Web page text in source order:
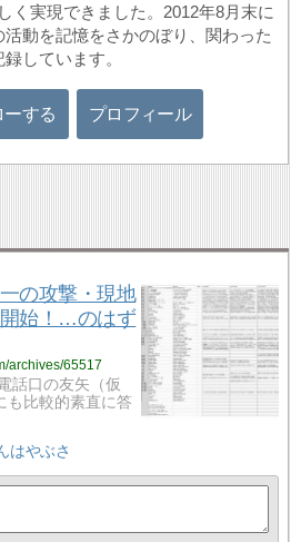
く実現できました。2012年8月末に
動を記憶をさかのぼり、関わった
しています。
ーする プロフィール
の攻撃・現地
始！…のはず
archives/65517
話口の友矢（仮
も比較的素直に答
はやぶさ